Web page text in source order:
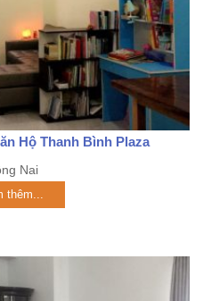
Hộ Thanh Bình Plaza
Nai
thêm...